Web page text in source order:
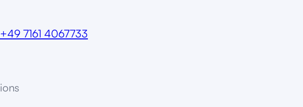
+49 7161 4067733
ions